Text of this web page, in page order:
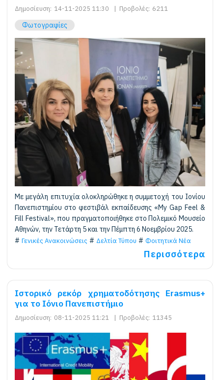
Δημοσίευση: 14-11-2025 11:30 | Προβολές: 6211
Φωτογραφίες
Με μεγάλη επιτυχία ολοκληρώθηκε η συμμετοχή του Ιονίου
Πανεπιστημίου στο φεστιβάλ εκπαίδευσης «My Gap Feel &
Fill Festival», που πραγματοποιήθηκε στο Πολεμικό Μουσείο
Αθηνών, την Τετάρτη 5 και την Πέμπτη 6 Νοεμβρίου 2025.
Γενικές Ανακοινώσεις
Δελτία Τύπου Φοιτητικά Νέα
Περισσότερα
Ιστορικό ρεκόρ χρηματοδότησης Erasmus+
για το Ιόνιο Πανεπιστήμιο
Δημοσίευση: 08-11-2025 11:21 | Προβολές: 11345